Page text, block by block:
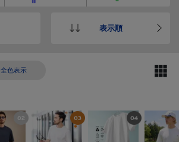
表示順
全色表示